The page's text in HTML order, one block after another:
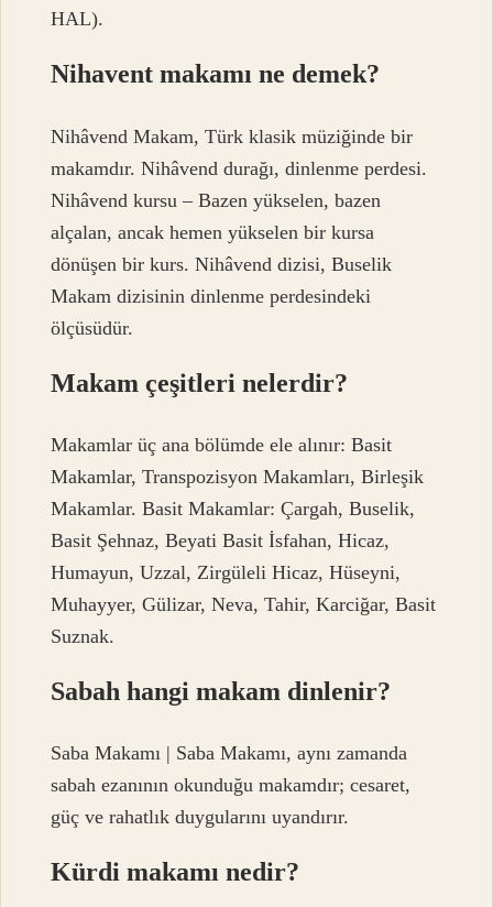
HAL).
Nihavent makamı ne demek?
Nihâvend Makam, Türk klasik müziğinde bir
makamdır. Nihâvend durağı, dinlenme perdesi.
Nihâvend kursu – Bazen yükselen, bazen
alçalan, ancak hemen yükselen bir kursa
dönüşen bir kurs. Nihâvend dizisi, Buselik
Makam dizisinin dinlenme perdesindeki
ölçüsüdür.
Makam çeşitleri nelerdir?
Makamlar üç ana bölümde ele alınır: Basit
Makamlar, Transpozisyon Makamları, Birleşik
Makamlar. Basit Makamlar: Çargah, Buselik,
Basit Şehnaz, Beyati Basit İsfahan, Hicaz,
Humayun, Uzzal, Zirgüleli Hicaz, Hüseyni,
Muhayyer, Gülizar, Neva, Tahir, Karciğar, Basit
Suznak.
Sabah hangi makam dinlenir?
Saba Makamı | Saba Makamı, aynı zamanda
sabah ezanının okunduğu makamdır; cesaret,
güç ve rahatlık duygularını uyandırır.
Kürdi makamı nedir?